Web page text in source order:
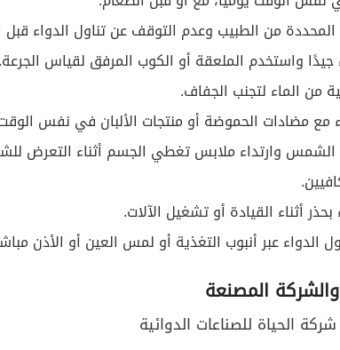
المحددة من الطبيب وعدم التوقف عن تناول الدواء
جيدًا واستخدم الملعقة أو الكوب المرفق لقياس الجرعة.
من الماء لتجنب الجفاف.
مع مضادات الحموضة أو منتجات الألبان في نفس
وارتداء ملابس تغطي الجسم أثناء التعرض
أثناء القيادة أو تشغيل الآلات.
الدواء عبر أنبوب التغذية أو لمس العين أو الأذن
المصنعة
الحياة للصناعات الدوائية